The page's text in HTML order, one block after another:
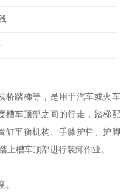
桥踏梯等，是用于汽车或火车
槽车顶部之间的行走，踏梯配
缸平衡机构、手膝护栏、护脚
上槽车顶部进行装卸作业。